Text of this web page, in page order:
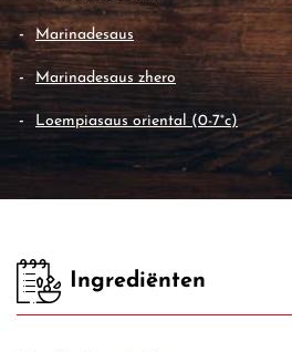
marinadesaus
marinadesaus zhero
loempiasaus oriental (0-7°c)
Ingrediënten